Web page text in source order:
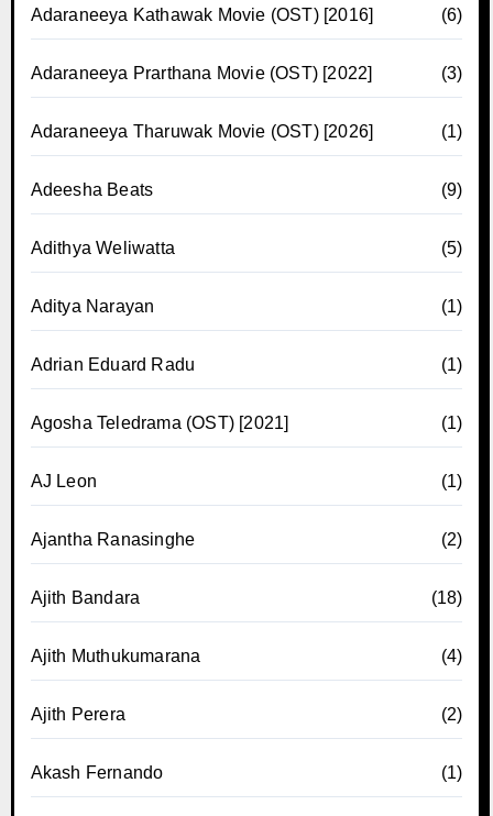
Adaraneeya Kathawak Movie (OST) [2016] (6)
Adaraneeya Prarthana Movie (OST) [2022] (3)
Adaraneeya Tharuwak Movie (OST) [2026] (1)
Adeesha Beats (9)
Adithya Weliwatta (5)
Aditya Narayan (1)
Adrian Eduard Radu (1)
Agosha Teledrama (OST) [2021] (1)
AJ Leon (1)
Ajantha Ranasinghe (2)
Ajith Bandara (18)
Ajith Muthukumarana (4)
Ajith Perera (2)
Akash Fernando (1)